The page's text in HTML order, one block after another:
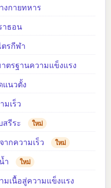
งกายทหาร
าธอน
รกีฬา
ตรฐานความแข็งแรง
แนวตั้ง
เร็ว
รีระ
ใหม่
กความเร็ว ใหม่
ำ ใหม่
เนื้อสู่ความแข็งแรง